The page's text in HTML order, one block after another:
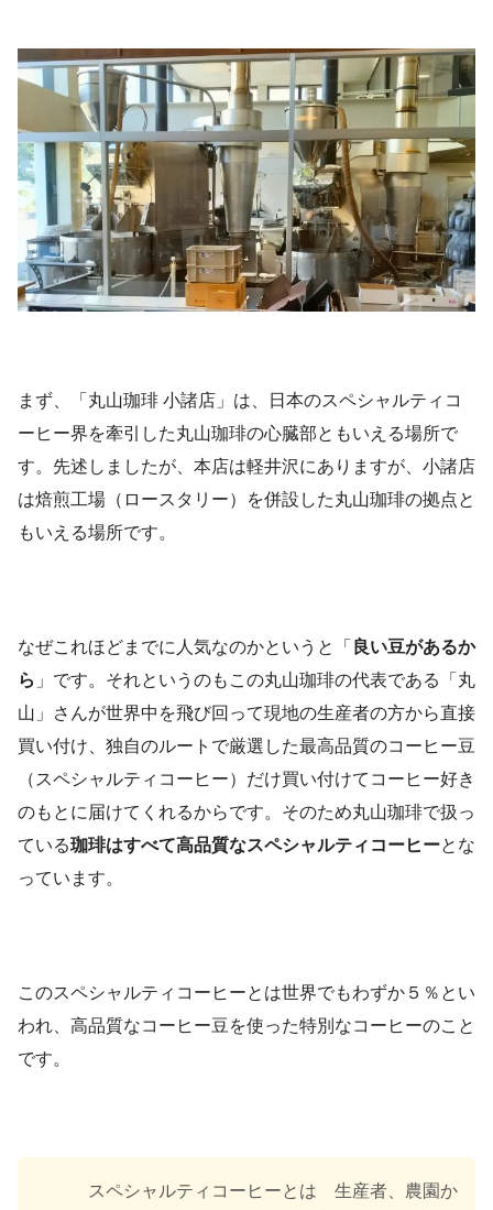
まず、「丸山珈琲 小諸店」は、日本のスペシャルティコ
ーヒー界を牽引した丸山珈琲の心臓部ともいえる場所で
す。先述しましたが、本店は軽井沢にありますが、小諸店
は焙煎工場（ロースタリー）を併設した丸山珈琲の拠点と
もいえる場所です。
なぜこれほどまでに人気なのかというと「 良い豆があるか
ら 」です。それというのもこの丸山珈琲の代表である「丸
山」さんが世界中を飛び回って現地の生産者の方から直接
買い付け、独自のルートで厳選した最高品質のコーヒー豆
（スペシャルティコーヒー）だけ買い付けてコーヒー好き
のもとに届けてくれるからです。そのため丸山珈琲で扱っ
ている珈琲はすべて高品質なスペシャルティコーヒーとな
っています。
このスペシャルティコーヒーとは世界でもわずか５％とい
われ、高品質なコーヒー豆を使った特別なコーヒーのこと
です。
スペシャルティコーヒーとは 生産者、農園か